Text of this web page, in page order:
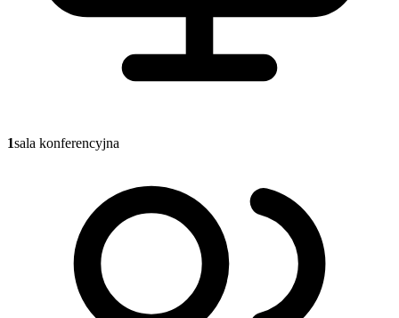
1sala konferencyjna